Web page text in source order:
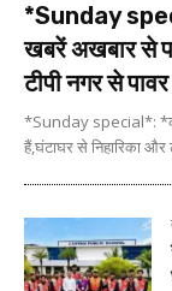
*Sunday
खबरें अखबार से
टीपी नगर से
*Sunday special*:
हैं,घंटाघर से निहारिका और